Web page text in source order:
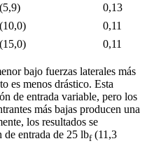
0,13
0,11
0,11
bajo fuerzas laterales más
es menos drástico. Esta
de entrada variable, pero los
más bajas producen una
los resultados se
de entrada de 25 lbf(11,3